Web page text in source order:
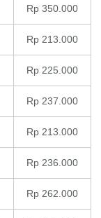
Rp 350.000
Rp 213.000
Rp 225.000
Rp 237.000
Rp 213.000
Rp 236.000
Rp 262.000